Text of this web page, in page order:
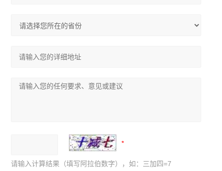
请输入计算结果（填写阿拉伯数字），如：三加四=7